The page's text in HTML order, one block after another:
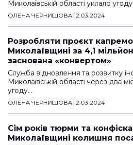
Миколаївській області уклало
ОЛЕНА ЧЕРНИШОВА|12.03.2024
Розробляти проєкт
Миколаївщині за 4,1
заснована «конвертом»
Служба відновлення та розвитку
Миколаївській області через два
угоду…
ОЛЕНА ЧЕРНИШОВА|12.03.2024
Сім років тюрми та
Миколаївщині колишня